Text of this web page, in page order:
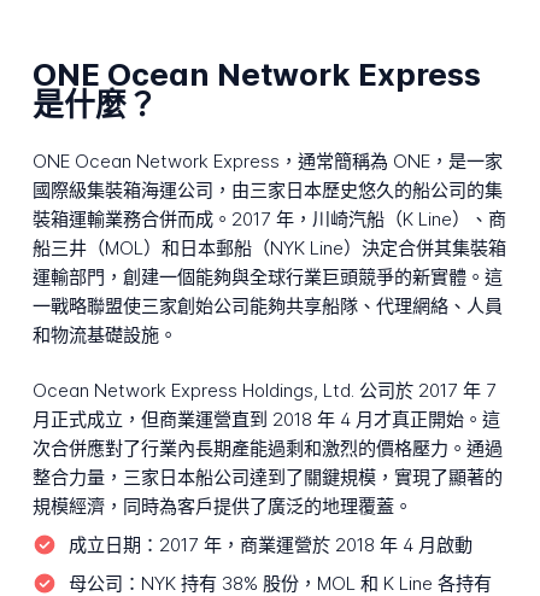
ONE Ocean Network Express
是什麼？
ONE Ocean Network Express，通常簡稱為 ONE，是一家
國際級集裝箱海運公司，由三家日本歷史悠久的船公司的集
裝箱運輸業務合併而成。2017 年，川崎汽船（K Line）、商
船三井（MOL）和日本郵船（NYK Line）決定合併其集裝箱
運輸部門，創建一個能夠與全球行業巨頭競爭的新實體。這
一戰略聯盟使三家創始公司能夠共享船隊、代理網絡、人員
和物流基礎設施。
Ocean Network Express Holdings, Ltd. 公司於 2017 年 7
月正式成立，但商業運營直到 2018 年 4 月才真正開始。這
次合併應對了行業內長期產能過剩和激烈的價格壓力。通過
整合力量，三家日本船公司達到了關鍵規模，實現了顯著的
規模經濟，同時為客戶提供了廣泛的地理覆蓋。
成立日期： 2017 年，商業運營於 2018 年 4 月啟動
母公司： NYK 持有 38% 股份，MOL 和 K Line 各持有